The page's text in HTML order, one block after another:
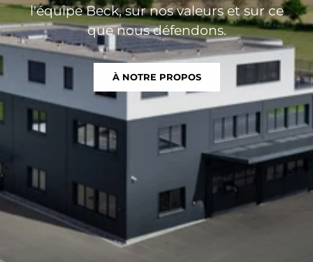
l'équipe Beck, sur nos valeurs et sur ce
que nous défendons.
À NOTRE PROPOS